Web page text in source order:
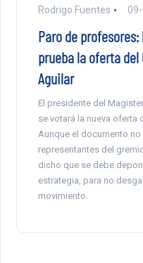
Rodrigo Fuentes
Paro de
prueba la oferta del
Aguilar
El presidente del
se votará la nueva oferta
Aunque el documento
representantes del
dicho que se debe
estrategia, para no
movimiento.